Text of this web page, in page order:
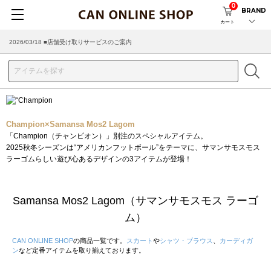
カート
0
BRAND
2026/03/18 ■店舗受け取りサービスのご案内
Champion×Samansa Mos2 Lagom
「Champion（チャンピオン）」別注のスペシャルアイテム。
2025秋冬シーズンは“アメリカンフットボール”をテーマに、サマンサモスモス
ラーゴムらしい遊び心あるデザインの3アイテムが登場！
Samansa Mos2 Lagom（サマンサモスモス ラーゴ
ム）
CAN ONLINE SHOPの商品一覧です。 スカート やシャツ・ブラウス
カーディガ
ンなど定番アイテムを取り揃えております。